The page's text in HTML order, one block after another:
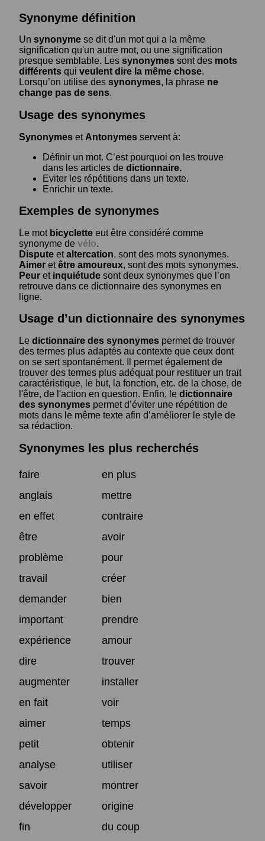
Synonyme définition
Un synonyme se dit d'un mot qui a la même
signification qu'un autre mot, ou une signification
presque semblable. Les synonymes sont des mots
différents qui veulent dire la même chose.
Lorsqu’on utilise des synonymes, la phrase ne
change pas de sens.
Usage des synonymes
Synonymes et Antonymes servent à:
Définir un mot. C’est pourquoi on les trouve
dans les articles de dictionnaire.
Eviter les répétitions dans un texte.
Enrichir un texte.
Exemples de synonymes
Le mot bicyclette eut être considéré comme
synonyme de vélo.
Dispute etaltercation, sont des mots synonymes.
Aimer etêtre amoureux, sont des mots synonymes.
Peur et inquiétude sont deux synonymes que l’on
retrouve dans ce dictionnaire des synonymes en
ligne.
Usage d’un dictionnaire des synonymes
Le dictionnaire des synonymes permet de trouver
des termes plus adaptés au contexte que ceux dont
on se sert spontanément. Il permet également de
trouver des termes plus adéquat pour restituer un trait
caractéristique, le but, la fonction, etc. de la chose, de
l'être, de l'action en question. Enfin, le dictionnaire
des synonymes permet d’éviter une répétition de
mots dans le même texte afin d’améliorer le style de
sa rédaction.
Synonymes les plus recherchés
faire
en plus
anglais
mettre
en effet
contraire
être
avoir
problème
pour
travail
créer
demander
bien
important
prendre
expérience
amour
dire
trouver
augmenter
installer
en fait
voir
aimer
temps
petit
obtenir
analyse
utiliser
savoir
montrer
développer
origine
fin
du coup